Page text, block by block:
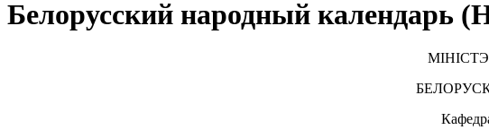
Белорусский народный календарь